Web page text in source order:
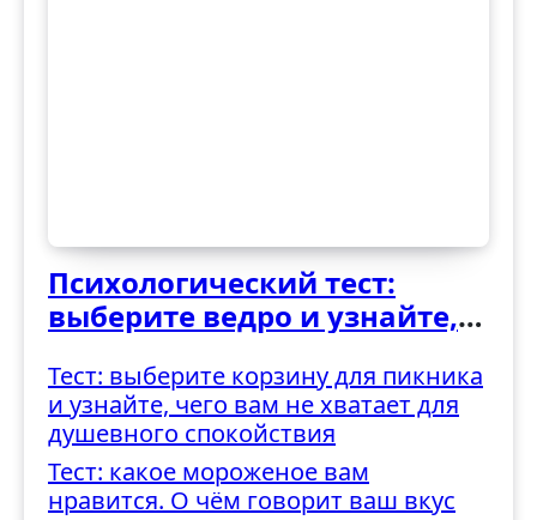
Психологический тест:
выберите ведро и узнайте,
трудностями
Тест: выберите корзину для пикника
и узнайте, чего вам не хватает для
душевного спокойствия
Тест: какое мороженое вам
нравится. О чём говорит ваш вкус